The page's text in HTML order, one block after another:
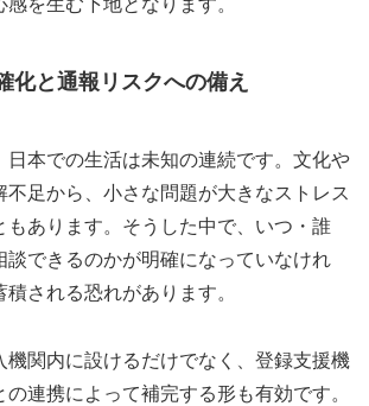
化と通報リスクへの備え
日本での生活は未知の連続です。文化や
不足から、小さな問題が大きなストレス
もあります。そうした中で、いつ・誰
談できるのかが明確になっていなけれ
される恐れがあります。
機関内に設けるだけでなく、登録支援機
連携によって補完する形も有効です。